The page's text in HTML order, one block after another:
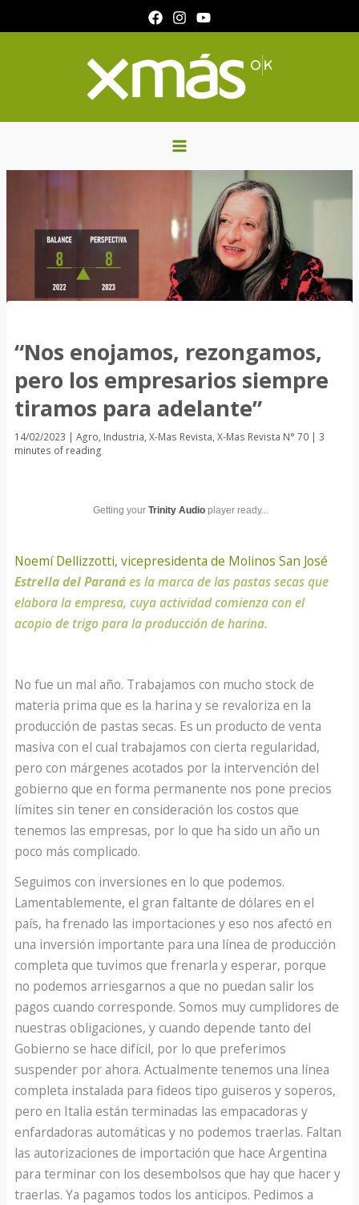
al
“Nos enojamos, rezongamos,
pero los empresarios siempre
tiramos para adelante”
14/02/2023 |Agro, Industria,X-Mas Revista,X-Mas Revista N° 70 |3
minutes of reading
Getting your Trinity Audioplayer ready...
Noemí Dellizzotti, vicepresidenta de Molinos San José
Estrella del Paranáes la marca de las pastas secas que
elabora la empresa, cuya actividad comienza con el
acopio de trigo para la producción de harina.
No fue un mal año. Trabajamos con mucho stock de
materia prima que es la harina y se revaloriza en la
producción de pastas secas. Es un producto de venta
masiva con el cual trabajamos con cierta regularidad,
pero con márgenes acotados por la intervención del
gobierno que en forma permanente nos pone precios
límites sin tener en consideración los costos que
tenemos las empresas, por lo que ha sido un año un
poco más complicado.
Seguimos con inversiones en lo que podemos.
Lamentablemente, el gran faltante de dólares en el
país, ha frenado las importaciones y eso nos afectó en
una inversión importante para una línea de producción
completa que tuvimos que frenarla y esperar, porque
no podemos arriesgarnos a que no puedan salir los
pagos cuando corresponde. Somos muy cumplidores de
nuestras obligaciones, y cuando depende tanto del
Gobierno se hace difícil, por lo que preferimos
suspender por ahora. Actualmente tenemos una línea
completa instalada para fideos tipo guiseros y soperos,
pero en Italia están terminadas las empacadoras y
enfardadoras automáticas y no podemos traerlas. Faltan
las autorizaciones de importación que hace Argentina
para terminar con los desembolsos que hay que hacer y
traerlas. Ya pagamos todos los anticipos. Pedimos a